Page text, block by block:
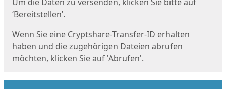
‘Bereitstellen’.
Wenn Sie eine Cryptshare-Transfer-ID erhalten
haben und die zugehörigen Dateien abrufen
möchten, klicken Sie auf 'Abrufen'.